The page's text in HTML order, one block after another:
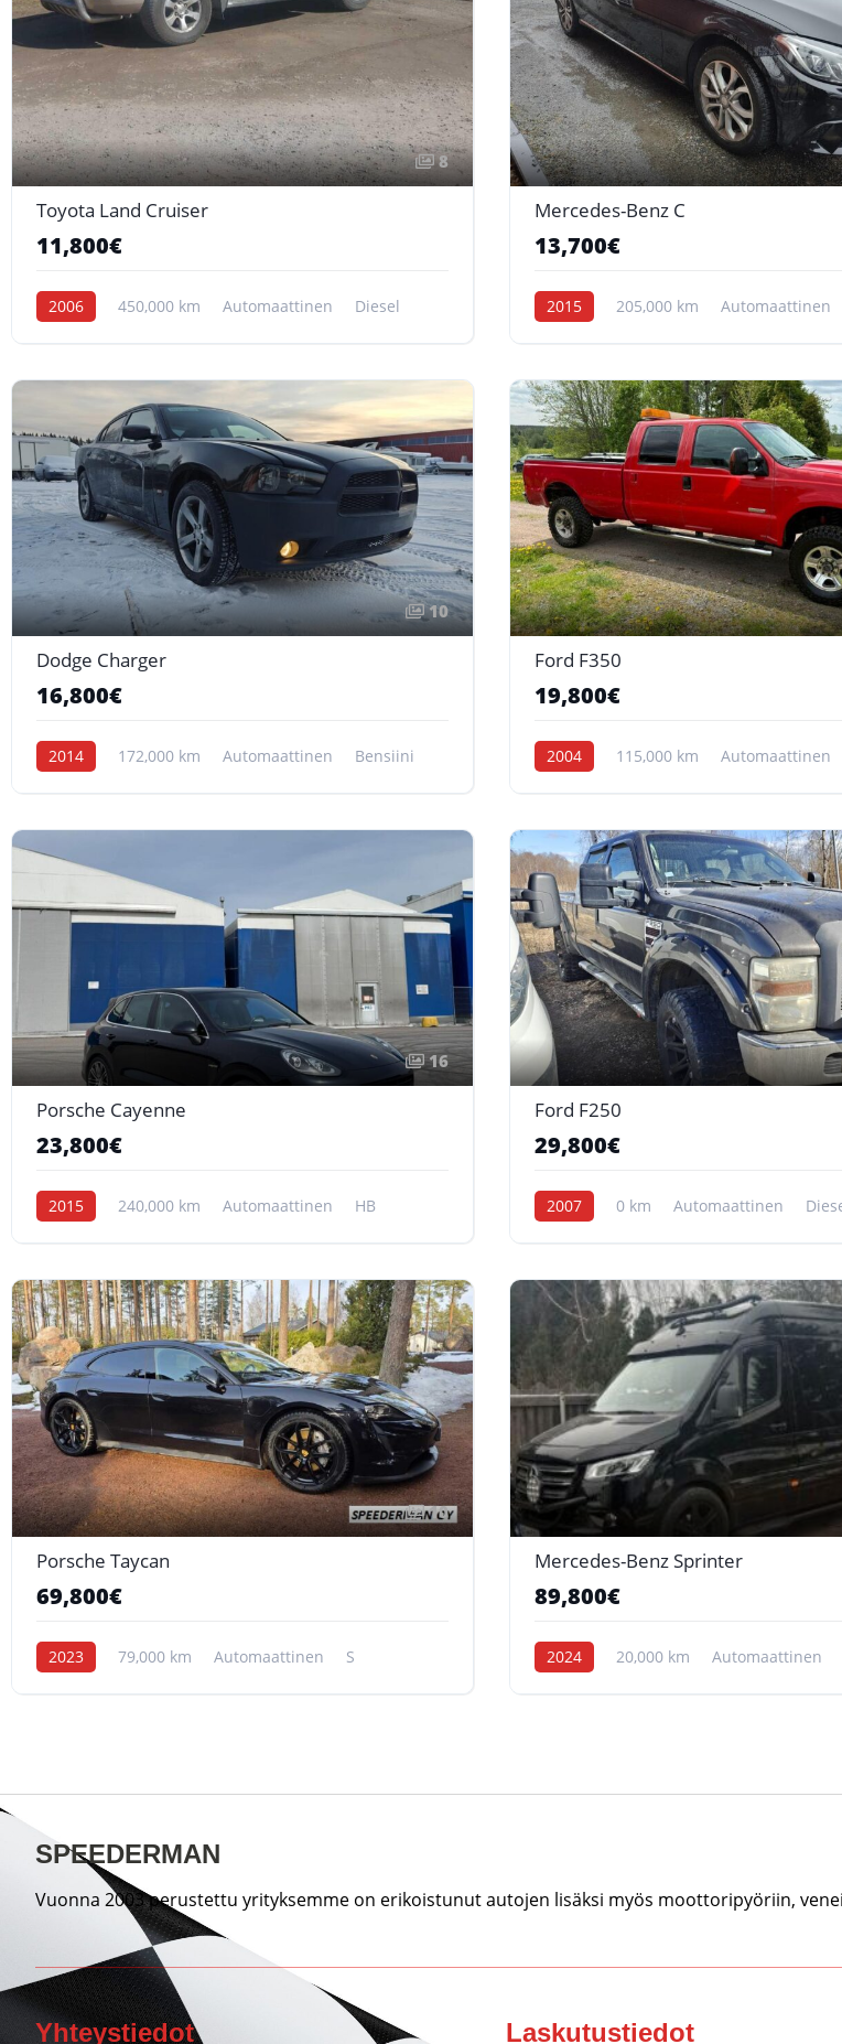
8
Toyota Land Cruiser
11,800€
2006 450,000 km Automaattinen Diesel
Mercedes-Benz C
13,700€
2015 205,000 km Automaattinen
10
Dodge Charger
16,800€
2014 172,000 km Automaattinen Bensiini
Ford F350
19,800€
2004 115,000 km Automaattinen
16
Porsche Cayenne
23,800€
2015 240,000 km Automaattinen HB
Ford F250
29,800€
2007 0 km Automaattinen
10
Porsche Taycan
69,800€
2023 79,000 km Automaattinen S
Mercedes-Benz Sprinter
89,800€
2024 20,000 km Automaattinen
SPEEDERMAN
Vuonna 2003 perustettu yrityksemme on erikoistunut autojen lisäksi myös moottoripyöriin,
Yhteystiedot Laskutustiedot